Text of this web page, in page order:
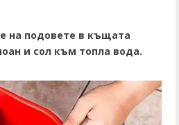
на подовете в къщата
и сол към топла вода.